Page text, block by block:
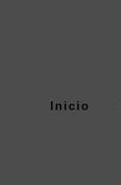
Inicio